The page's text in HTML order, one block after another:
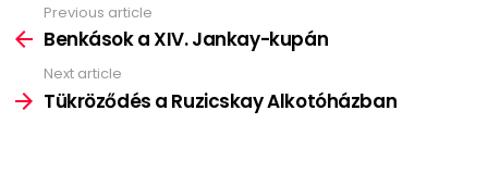
more
Previous article
Benkások a XIV. Jankay-kupán
Next article
Tükröződés a Ruzicskay Alkotóházban